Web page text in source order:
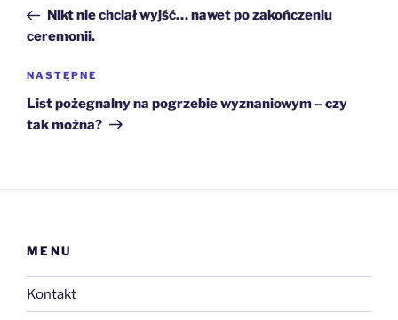
wpisNikt nie chciał wyjść… nawet po zakończeniu
ceremonii.
Następny
wpis
NASTĘPNE
List pożegnalny na pogrzebie wyznaniowym – czy
tak można?
MENU
Kontakt